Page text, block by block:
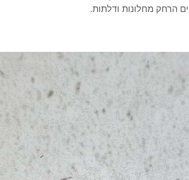
הרחק מחלונות ודלתות.
בן אדם
יובל דהן - ירושלים
וג'וקים נראה שעשה עבודה מעולה
ים
לטלפון,
רבות, אין
משכמו
בדיקה
וסיים
אין
פשוט
אחרת
בשנה